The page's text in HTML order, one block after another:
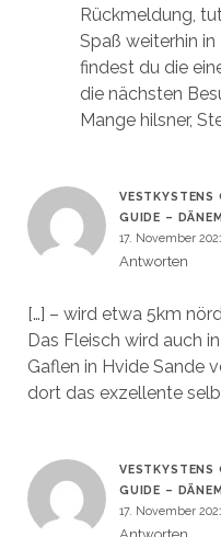
Rückmeldung,
Spaß weiterhin
findest du die
die nächsten
Mange hilsner,
VESTKYSTENS
GUIDE –
17. November 2021
Antworten
[…] – wird etwa 5km
Das Fleisch wird auch
Gaflen in Hvide Sande
dort das exzellente
VESTKYSTENS
GUIDE –
17. November 2021